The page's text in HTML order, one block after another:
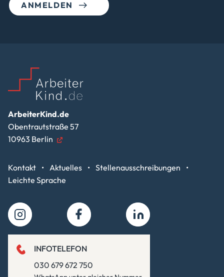
ANMELDEN
ArbeiterKind.de
Obentrautstraße 57
10963 Berlin
INFOTELEFON
030 679 672 750
Kontakt Aktuelles
Stellenausschreibungen
Leichte Sprache